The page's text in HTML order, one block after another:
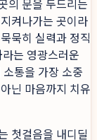
의 문을 두드리는
켜나가는 곳이라
묵히 실력과 정직
라는 영광스러운
통을 가장 소중
닌 마음까지 치유
첫걸음을 내디딜